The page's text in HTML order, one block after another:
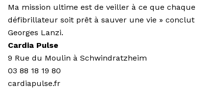
Ma mission ultime est de veiller à ce que chaque
défibrillateur soit prêt à sauver une vie » conclut
Georges Lanzi.
Cardia Pulse
9 Rue du Moulin à Schwindratzheim
03 88 18 19 80
cardiapulse.fr